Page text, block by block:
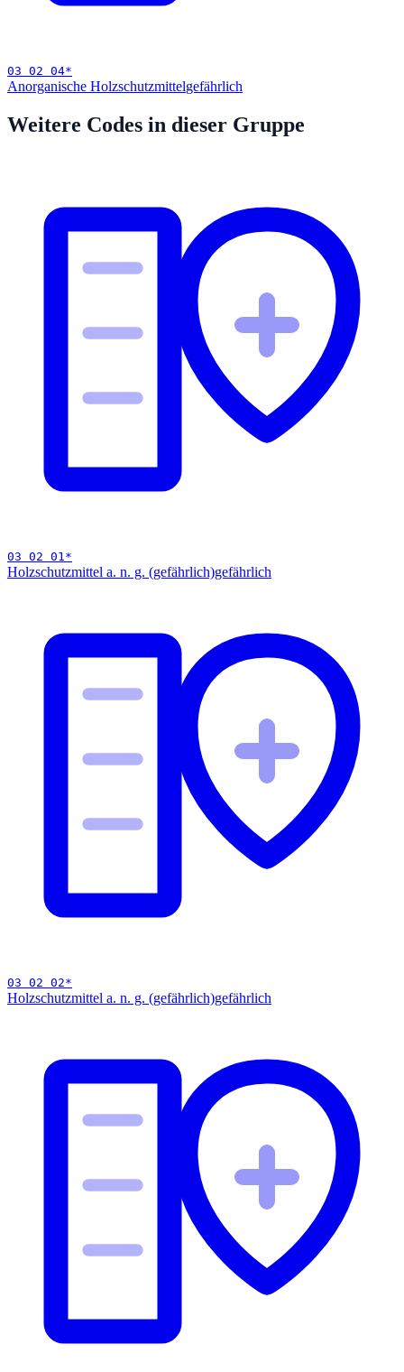
03 02 04*
Anorganische Holzschutzmittelgefährlich
Weitere Codes in dieser Gruppe
03 02 01*
Holzschutzmittel a. n. g. (gefährlich)gefährlich
03 02 02*
Holzschutzmittel a. n. g. (gefährlich)gefährlich